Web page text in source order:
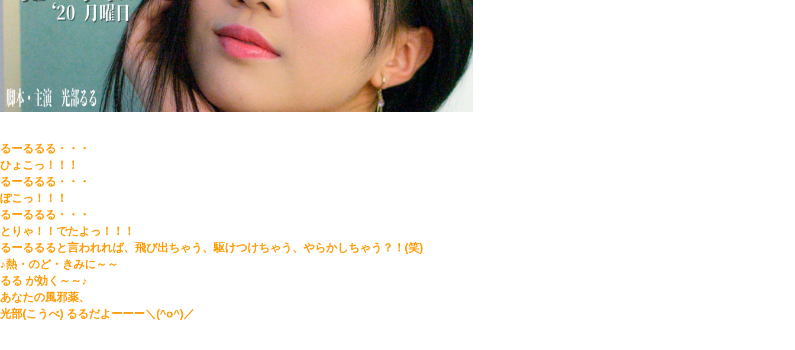
るーるるる・・・
ひょこっ！！！
るーるるる・・・
ぽこっ！！！
るーるるる・・・
とりゃ！！でたよっ！！！
るーるるると言われれば、飛び出ちゃう、駆けつけちゃう、やらかしちゃう？！(笑)
♪熱・のど・きみに～～
るる が効く～～♪
あなたの風邪薬、
光部(こうべ) るるだよーーー＼(^o^)／